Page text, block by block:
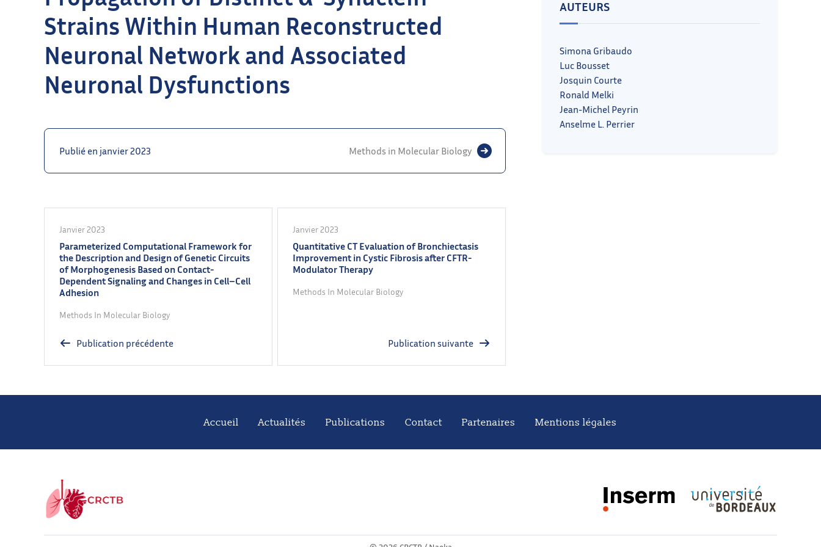
Strains Within Human Reconstructed
Neuronal Network and Associated
Neuronal Dysfunctions
Publié en janvier 2023 Methods in Molecular Biology
Janvier 2023
Parameterized Computational Framework for
the Description and Design of Genetic Circuits
of Morphogenesis Based on Contact-
Dependent Signaling and Changes in Cell–Cell
Adhesion
Methods In Molecular Biology
Publication précédente
Janvier 2023
Quantitative CT Evaluation of Bronchiectasis
Improvement in Cystic Fibrosis after CFTR-
Modulator Therapy
Methods In Molecular Biology
Publication suivante
AUTEURS
Simona Gribaudo
Luc Bousset
Josquin Courte
Ronald Melki
Jean-Michel Peyrin
Anselme L. Perrier
Accueil Actualités Publications Contact Partenaires Mentions légales